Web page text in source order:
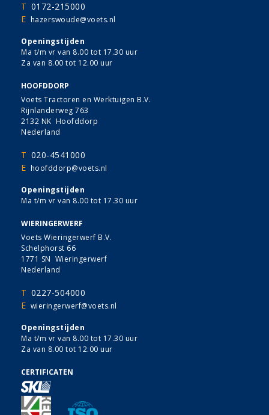
T 0172-215000
E hazerswoude@voets.nl
Openingstijden
Ma t/m vr van 8.00 tot 17.30 uur
Za van 8.00 tot 12.00 uur
HOOFDDORP
Voets Tractoren en Werktuigen B.V.
Rijnlanderweg 763
2132 NK Hoofddorp
Nederland
T 020-4541000
E hoofddorp@voets.nl
Openingstijden
Ma t/m vr van 8.00 tot 17.30 uur
WIERINGERWERF
Voets Wieringerwerf B.V.
Schelphorst 66
1771 SN Wieringerwerf
Nederland
T 0227-504000
E wieringerwerf@voets.nl
Openingstijden
Ma t/m vr van 8.00 tot 17.30 uur
Za van 8.00 tot 12.00 uur
CERTIFICATEN